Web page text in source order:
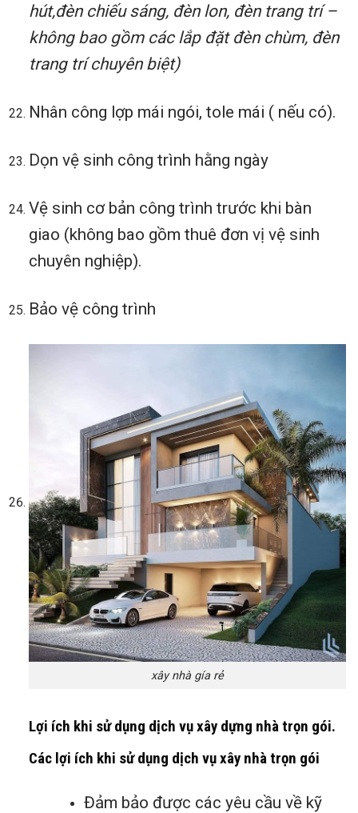
hút,đèn chiếu sáng, đèn lon, đèn trang trí –
không bao gồm các lắp đặt đèn chùm, đèn
trang trí chuyên biệt)
Nhân công lợp mái ngói, tole mái ( nếu có).
Dọn vệ sinh công trình hằng ngày
Vệ sinh cơ bản công trình trước khi bàn
giao (không bao gồm thuê đơn vị vệ sinh
chuyên nghiệp).
Bảo vệ công trình
xây nhà gía rẻ
Lợi ích khi sử dụng dịch vụ xây dựng nhà trọn gói.
Các lợi ích khi sử dụng dịch vụ xây nhà trọn gói
Đảm bảo được các yêu cầu về kỹ